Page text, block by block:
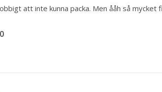
att inte kunna packa. Men ååh så mycket
0